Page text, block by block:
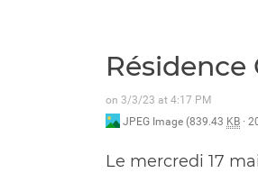
Résidence
on 3/3/23 at 4:17 PM
JPEG Image (839.43 KB ·
Le mercredi 17